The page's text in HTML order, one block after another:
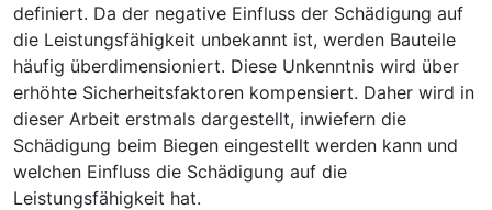
definiert. Da der negative Einfluss der Schädigung auf
die Leistungsfähigkeit unbekannt ist, werden Bauteile
häufig überdimensioniert. Diese Unkenntnis wird über
erhöhte Sicherheitsfaktoren kompensiert. Daher wird in
dieser Arbeit erstmals dargestellt, inwiefern die
Schädigung beim Biegen eingestellt werden kann und
welchen Einfluss die Schädigung auf die
Leistungsfähigkeit hat.